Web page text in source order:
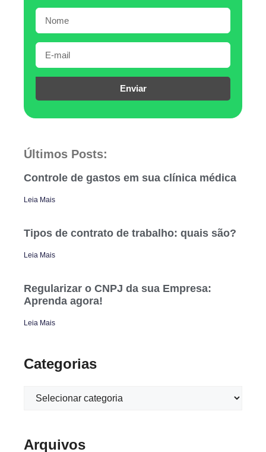
Enviar
Últimos Posts:
Controle de gastos em sua clínica médica
Leia Mais
Tipos de contrato de trabalho: quais são?
Leia Mais
Regularizar o CNPJ da sua Empresa:
Aprenda agora!
Leia Mais
Categorias
Arquivos